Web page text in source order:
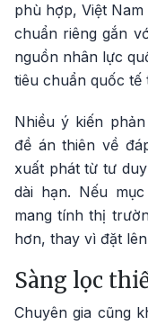
phù hợp, Việt
chuẩn riêng gắn
nguồn nhân lực
tiêu chuẩn quốc
Nhiều ý kiến
đề án thiên về
xuất phát từ tư
dài hạn. Nếu
mang tính thị
hơn, thay vì đặt
Sàng lọc
Chuyên gia cũng